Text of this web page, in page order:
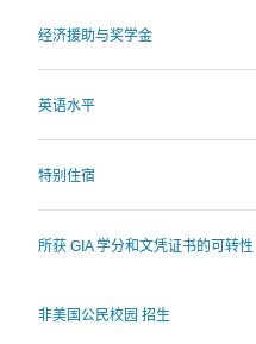
经济援助与奖学金
英语水平
特别住宿
所获 GIA 学分和文凭证书的可转性
非美国公民校园 招生